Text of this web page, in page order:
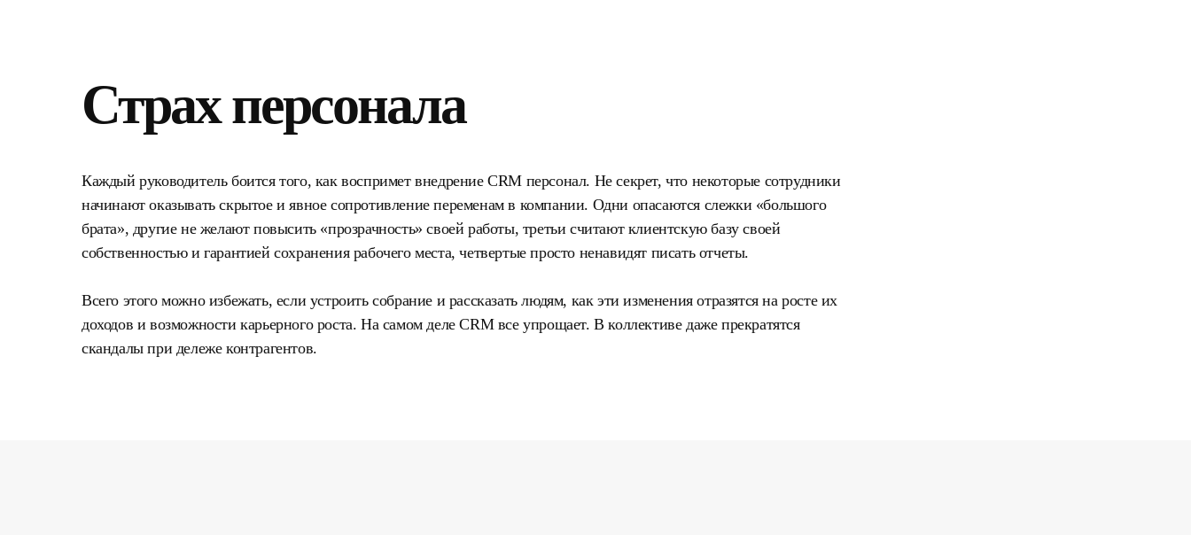
Страх персонала
Каждый руководитель боится того, как воспримет внедрение CRM персонал. Не секрет, что некоторые сотрудники
начинают оказывать скрытое и явное сопротивление переменам в компании. Одни опасаются слежки «большого
брата», другие не желают повысить «прозрачность» своей работы, третьи считают клиентскую базу своей
собственностью и гарантией сохранения рабочего места, четвертые просто ненавидят писать отчеты.
Всего этого можно избежать, если устроить собрание и рассказать людям, как эти изменения отразятся на росте их
доходов и возможности карьерного роста. На самом деле CRM все упрощает. В коллективе даже прекратятся
скандалы при дележе контрагентов.